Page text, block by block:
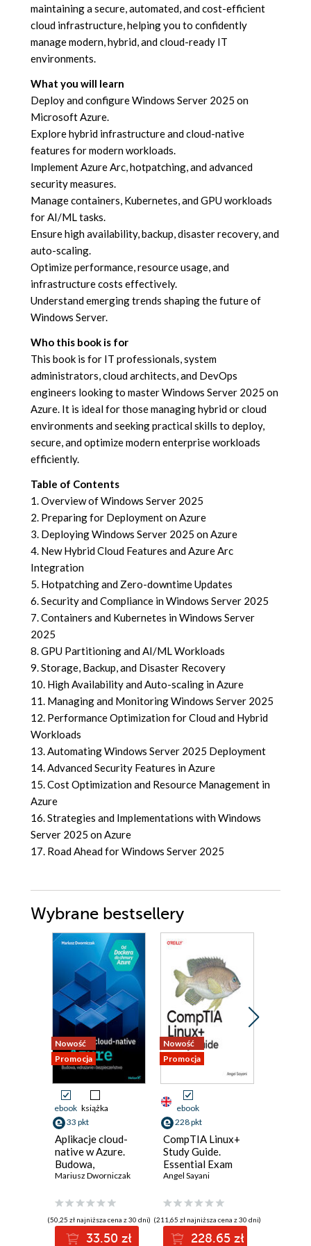
maintaining a secure, automated, and cost-efficient
cloud infrastructure, helping you to confidently
manage modern, hybrid, and cloud-ready IT
environments.
What you will learn
Deploy and configure Windows Server 2025 on
Microsoft Azure.
Explore hybrid infrastructure and cloud-native
features for modern workloads.
Implement Azure Arc, hotpatching, and advanced
security measures.
Manage containers, Kubernetes, and GPU workloads
for AI/ML tasks.
Ensure high availability, backup, disaster recovery, and
auto-scaling.
Optimize performance, resource usage, and
infrastructure costs effectively.
Understand emerging trends shaping the future of
Windows Server.
Who this book is for
This book is for IT professionals, system
administrators, cloud architects, and DevOps
engineers looking to master Windows Server 2025 on
Azure. It is ideal for those managing hybrid or cloud
environments and seeking practical skills to deploy,
secure, and optimize modern enterprise workloads
efficiently.
Table of Contents
1. Overview of Windows Server 2025
2. Preparing for Deployment on Azure
3. Deploying Windows Server 2025 on Azure
4. New Hybrid Cloud Features and Azure Arc
Integration
5. Hotpatching and Zero-downtime Updates
6. Security and Compliance in Windows Server 2025
7. Containers and Kubernetes in Windows Server
2025
8. GPU Partitioning and AI/ML Workloads
9. Storage, Backup, and Disaster Recovery
10. High Availability and Auto-scaling in Azure
11. Managing and Monitoring Windows Server 2025
12. Performance Optimization for Cloud and Hybrid
Workloads
13. Automating Windows Server 2025 Deployment
14. Advanced Security Features in Azure
15. Cost Optimization and Resource Management in
Azure
16. Strategies and Implementations with Windows
Server 2025 on Azure
17. Road Ahead for Windows Server 2025
Wybrane bestsellery
Nowość
Promocja
ebook książka
33 pkt
Aplikacje cloud-
native w Azure.
Budowa,
wdrażanie i
Mariusz Dworniczak
(50,25 zł najniższa cena z 30 dni)
33.50 zł
Nowość
Promocja
ebook
228 pkt
CompTIA Linux+
Study Guide.
Essential Exam
Prep
Angel Sayani
(211,65 zł najniższa cena z 30 dni)
228.65 zł